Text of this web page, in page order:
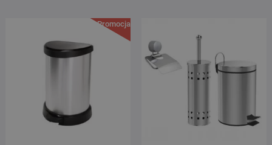
Promocja!